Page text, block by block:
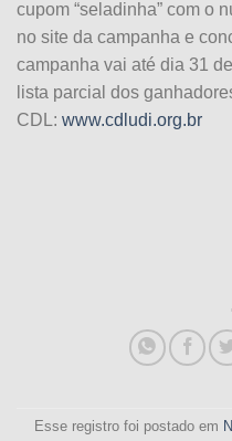
cupom “seladinha” com o
no site da campanha e
campanha vai até dia 31
lista parcial dos
CDL: www.cdludi.org.br
Esse registro foi postado em